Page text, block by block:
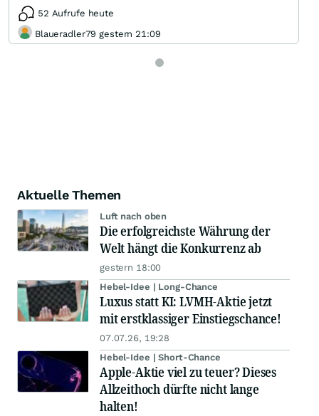
52 Aufrufe heute
Blaueradler79 gestern 21:09
Aktuelle Themen
Luft nach oben
Die erfolgreichste Währung der
Welt hängt die Konkurrenz ab
gestern 18:00
Hebel-Idee | Long-Chance
Luxus statt KI: LVMH-Aktie jetzt
mit erstklassiger Einstiegschance!
07.07.26, 19:28
Hebel-Idee | Short-Chance
Apple-Aktie viel zu teuer? Dieses
Allzeithoch dürfte nicht lange
halten!